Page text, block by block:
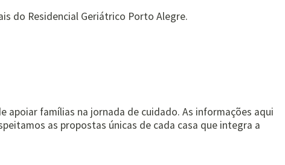
do Residencial Geriátrico Porto Alegre.
famílias na jornada de cuidado. As informações aqui
as propostas únicas de cada casa que integra a